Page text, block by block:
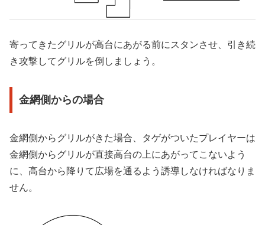
寄ってきたグリルが高台にあがる前にスタンさせ、引き続
き攻撃してグリルを倒しましょう。
金網側からの場合
金網側からグリルがきた場合、タゲがついたプレイヤーは
金網側からグリルが直接高台の上にあがってこないよう
に、高台から降りて広場を通るよう誘導しなければなりま
せん。